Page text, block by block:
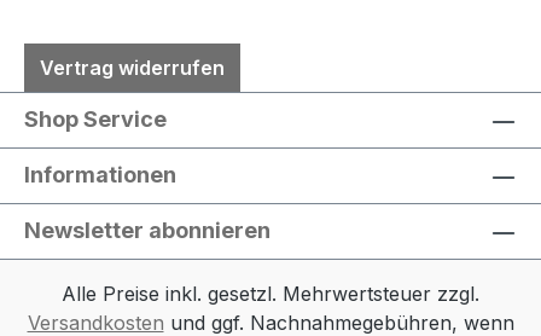
Vertrag widerrufen
Shop Service
Informationen
Newsletter abonnieren
Alle Preise inkl. gesetzl. Mehrwertsteuer zzgl.
Versandkosten und ggf. Nachnahmegebühren, wenn